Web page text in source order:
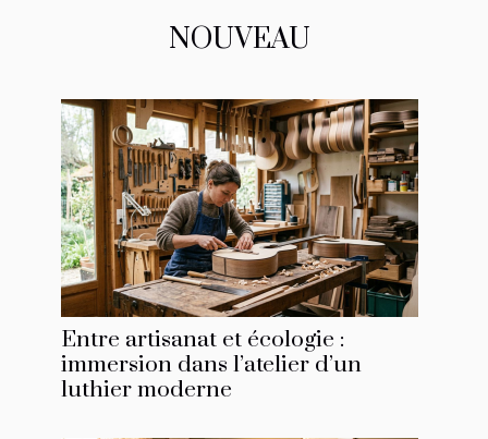
NOUVEAU
Entre artisanat et écologie :
immersion dans l’atelier d’un
luthier moderne